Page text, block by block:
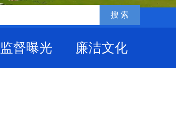
监督曝光 廉洁文化